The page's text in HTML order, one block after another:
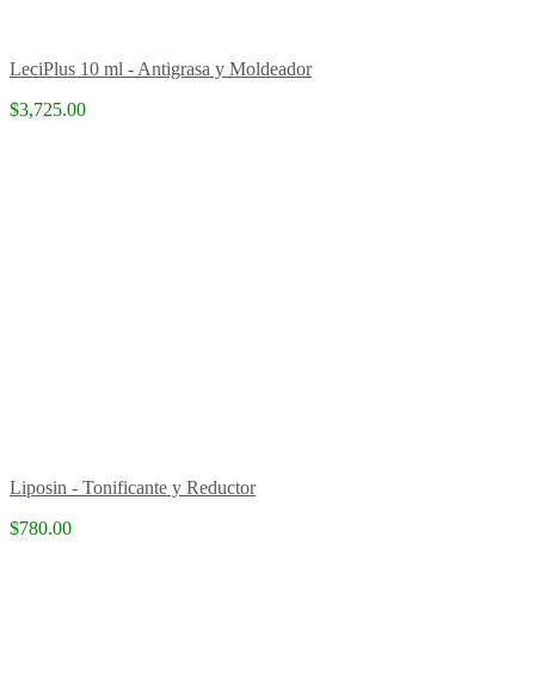
LeciPlus 10 ml - Antigrasa y Moldeador
$3,725.00
Liposin - Tonificante y Reductor
$780.00